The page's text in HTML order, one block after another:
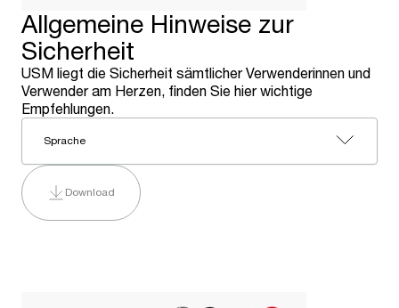
Allgemeine Hinweise zur
Sicherheit
USM liegt die Sicherheit sämtlicher Verwenderinnen und
Verwender am Herzen, finden Sie hier wichtige
Empfehlungen.
Sprache
Download